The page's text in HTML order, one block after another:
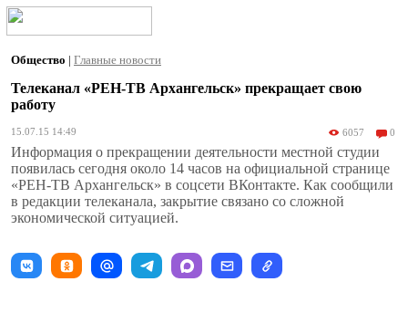
Общество | Главные новости
Телеканал «РЕН-ТВ Архангельск» прекращает свою
работу
15.07.15 14:49 6057 0
Информация о прекращении деятельности местной студии
появилась сегодня около 14 часов на официальной странице
«РЕН-ТВ Архангельск» в соцсети ВКонтакте. Как сообщили
в редакции телеканала, закрытие связано со сложной
экономической ситуацией.